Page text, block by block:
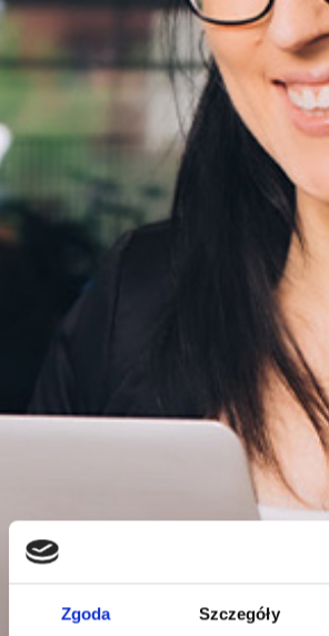
Zgoda Szczegóły